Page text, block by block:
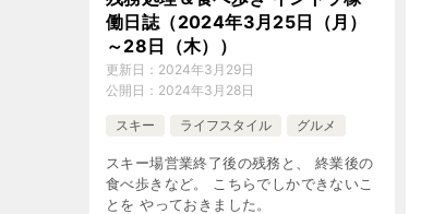
働日誌（2024年3月25日（月）
～28日（木））
更新日： 2024年3月29日
公開日： 2024年3月28日
スキー ライフスタイル グルメ
スキー場営業終了後の残務と、 終業後の
食べ歩きなど。 こちらでしかできないこ
とを やっておきました。